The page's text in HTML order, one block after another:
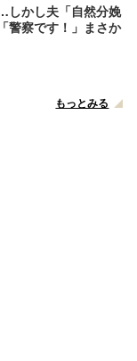
しかし夫「自然分娩
警察です！」まさか
もっとみる